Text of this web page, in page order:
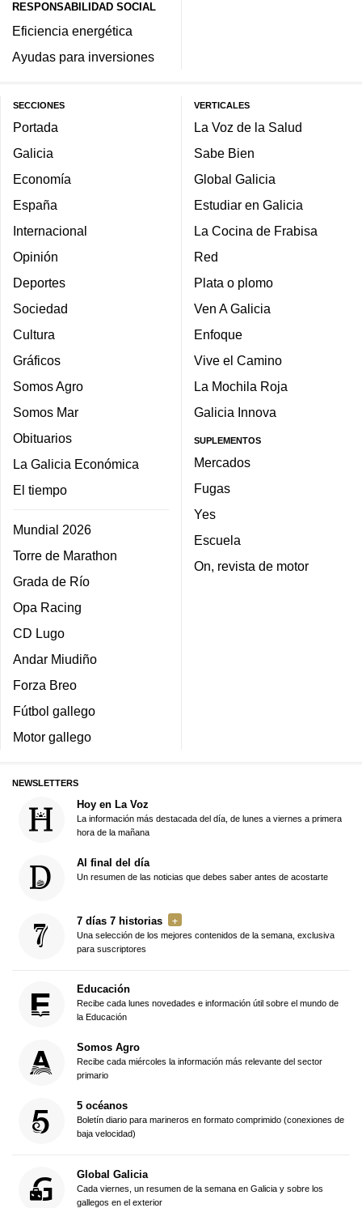
RESPONSABILIDAD SOCIAL
Eficiencia energética
Ayudas para inversiones
SECCIONES
Portada
Galicia
Economía
España
Internacional
Opinión
Deportes
Sociedad
Cultura
Gráficos
Somos Agro
Somos Mar
Obituarios
La Galicia Económica
El tiempo
Mundial 2026
Torre de Marathon
Grada de Río
Opa Racing
CD Lugo
Andar Miudiño
Forza Breo
Fútbol gallego
Motor gallego
VERTICALES
La Voz de la Salud
Sabe Bien
Global Galicia
Estudiar en Galicia
La Cocina de Frabisa
Red
Plata o plomo
Ven A Galicia
Enfoque
Vive el Camino
La Mochila Roja
Galicia Innova
SUPLEMENTOS
Mercados
Fugas
Yes
Escuela
On, revista de motor
NEWSLETTERS
Hoy en La Voz
La información más destacada del día, de lunes a viernes a primera
hora de la mañana
Al final del día
Un resumen de las noticias que debes saber antes de acostarte
7 días 7 historias
Una selección de los mejores contenidos de la semana, exclusiva
para suscriptores
Educación
Recibe cada lunes novedades e información útil sobre el mundo de
la Educación
Somos Agro
Recibe cada miércoles la información más relevante del sector
primario
5 océanos
Boletín diario para marineros en formato comprimido (conexiones de
baja velocidad)
Global Galicia
Cada viernes, un resumen de la semana en Galicia y sobre los
gallegos en el exterior